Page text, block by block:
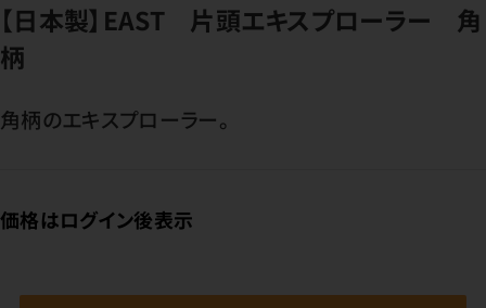
【日本製】EAST 片頭エキスプローラー 角
柄
角柄のエキスプローラー。
価格はログイン後表示